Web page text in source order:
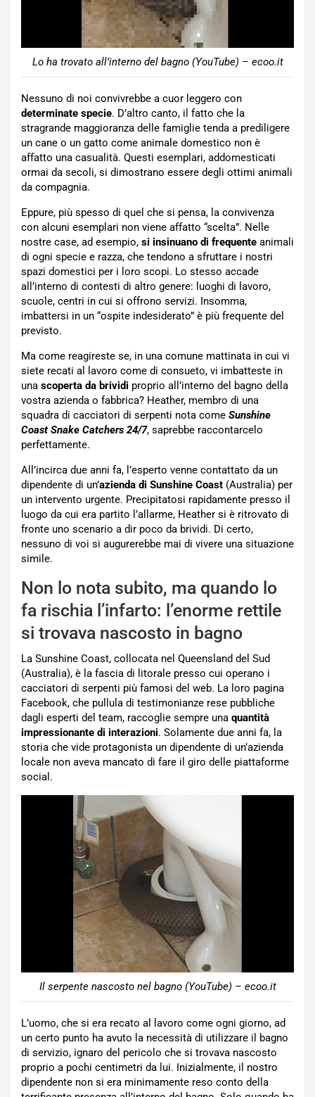
Lo ha trovato all’interno del bagno (YouTube) – ecoo.it
Nessuno di noi convivrebbe a cuor leggero con
determinate specie. D’altro canto, il fatto che la
stragrande maggioranza delle famiglie tenda a prediligere
un cane o un gatto come animale domestico non è
affatto una casualità. Questi esemplari, addomesticati
ormai da secoli, si dimostrano essere degli ottimi animali
da compagnia.
Eppure, più spesso di quel che si pensa, la convivenza
con alcuni esemplari non viene affatto “scelta”. Nelle
nostre case, ad esempio, si insinuano di frequente animali
di ogni specie e razza, che tendono a sfruttare i nostri
spazi domestici per i loro scopi. Lo stesso accade
all’interno di contesti di altro genere: luoghi di lavoro,
scuole, centri in cui si offrono servizi. Insomma,
imbattersi in un “ospite indesiderato” è più frequente del
previsto.
Ma come reagireste se, in una comune mattinata in cui vi
siete recati al lavoro come di consueto, vi imbatteste in
una scoperta da brividi proprio all’interno del bagno della
vostra azienda o fabbrica? Heather, membro di una
squadra di cacciatori di serpenti nota come Sunshine
Coast Snake Catchers 24/7, saprebbe raccontarcelo
perfettamente.
All’incirca due anni fa, l’esperto venne contattato da un
dipendente di un’azienda di Sunshine Coast (Australia) per
un intervento urgente. Precipitatosi rapidamente presso il
luogo da cui era partito l’allarme, Heather si è ritrovato di
fronte uno scenario a dir poco da brividi. Di certo,
nessuno di voi si augurerebbe mai di vivere una situazione
simile.
Non lo nota subito, ma quando lo
fa rischia l’infarto: l’enorme rettile
si trovava nascosto in bagno
La Sunshine Coast, collocata nel Queensland del Sud
(Australia), è la fascia di litorale presso cui operano i
cacciatori di serpenti più famosi del web. La loro pagina
Facebook, che pullula di testimonianze rese pubbliche
dagli esperti del team, raccoglie sempre una quantità
impressionante di interazioni. Solamente due anni fa, la
storia che vide protagonista un dipendente di un’azienda
locale non aveva mancato di fare il giro delle piattaforme
social.
Il serpente nascosto nel bagno (YouTube) – ecoo.it
L’uomo, che si era recato al lavoro come ogni giorno, ad
un certo punto ha avuto la necessità di utilizzare il bagno
di servizio, ignaro del pericolo che si trovava nascosto
proprio a pochi centimetri da lui. Inizialmente, il nostro
dipendente non si era minimamente reso conto della